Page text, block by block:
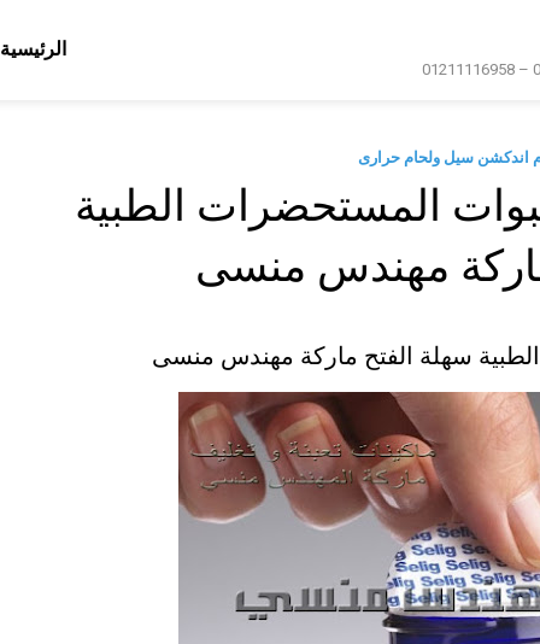
الرئيسية
اندكشن سيل ولحام حرارى
المستحضرات الطبية
مهندس منسى
سهلة الفتح ماركة مهندس منسى